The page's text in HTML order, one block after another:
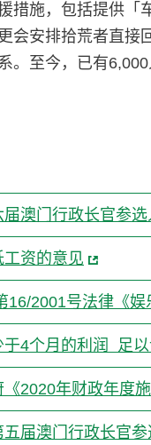
施，包括提供「
会安排拾荒者直
至今，已有
澳门行政长官参
资的意见
16/2001号法律《
4个月的利润 足
2020年财政年度
届澳门行政长官